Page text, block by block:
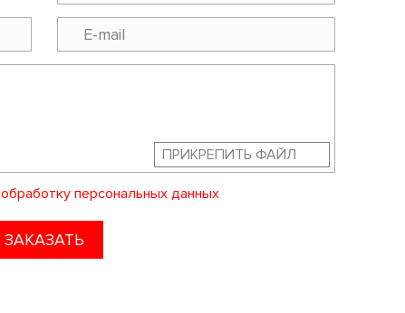
ПРИКРЕПИТЬ ФАЙЛ
обработку персональных данных
ЗАКАЗАТЬ